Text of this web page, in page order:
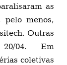
as
pelo menos,
Outras
20/04. Em
coletivas